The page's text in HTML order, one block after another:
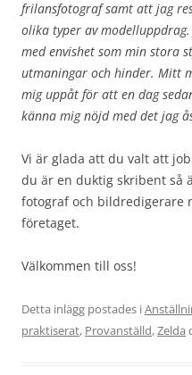
frilansfotograf samt att jag
olika typer av
med envishet som min stora
utmaningar och hinder. Mitt
mig uppåt för att en dag
känna mig nöjd med det jag
Vi är glada att du valt att
du är en duktig skribent så
fotograf och bildredigerare
företaget.
Välkommen till oss!
Detta inlägg postades i
praktiserat, Provanställd,Zelda